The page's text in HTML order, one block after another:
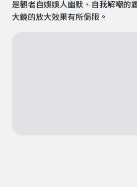
是觀者自娛娛人幽默、自我解嘲的
大鏡的放大效果有所侷限。